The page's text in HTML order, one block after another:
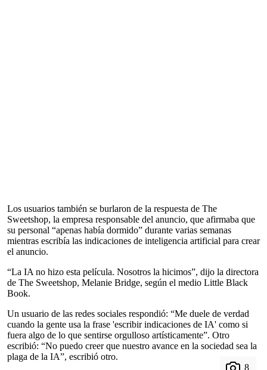
Los usuarios también se burlaron de la respuesta de The
Sweetshop, la empresa responsable del anuncio, que afirmaba que
su personal “apenas había dormido” durante varias semanas
mientras escribía las indicaciones de inteligencia artificial para crear
el anuncio.
“La IA no hizo esta película. Nosotros la hicimos”, dijo la directora
de The Sweetshop, Melanie Bridge, según el medio Little Black
Book.
Un usuario de las redes sociales respondió: “Me duele de verdad
cuando la gente usa la frase 'escribir indicaciones de IA' como si
fuera algo de lo que sentirse orgulloso artísticamente”. Otro
escribió: “No puedo creer que nuestro avance en la sociedad sea la
plaga de la IA”, escribió otro.